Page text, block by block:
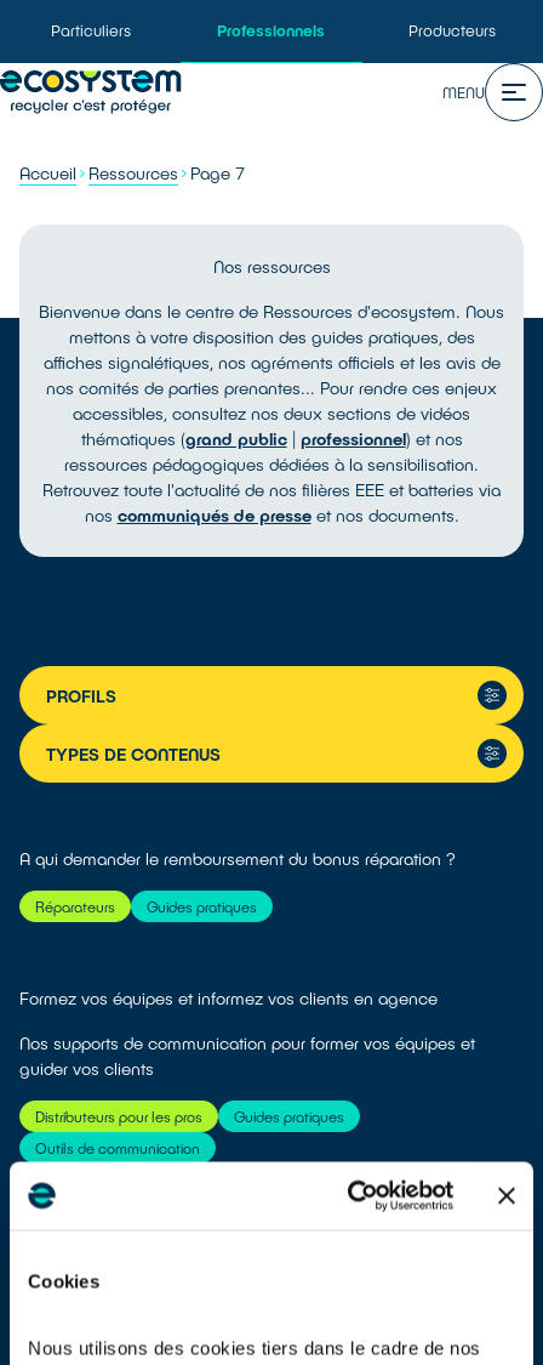
Cookies
Nous utilisons des cookies tiers dans le cadre de nos
Particuliers Professionnels Producteurs
MENU
Accueil Ressources Page 7
Nos ressources
Bienvenue dans le centre de Ressources d'ecosystem. Nous
mettons à votre disposition des guides pratiques, des
affiches signalétiques, nos agréments officiels et les avis de
nos comités de parties prenantes... Pour rendre ces enjeux
accessibles, consultez nos deux sections de vidéos
thématiques (grand public| professionnel) et nos
ressources pédagogiques dédiées à la sensibilisation.
Retrouvez toute l'actualité de nos filières EEE et batteries via
nos communiqués de presseet nos documents.
PROFILS
TYPES DE CONTENUS
A qui demander le remboursement du bonus réparation ?
Réparateurs Guides pratiques
Formez vos équipes et informez vos clients en agence
Nos supports de communication pour former vos équipes et
guider vos clients
Distributeurs pour les pros
Guides pratiques
Outils de communication
Producteurs